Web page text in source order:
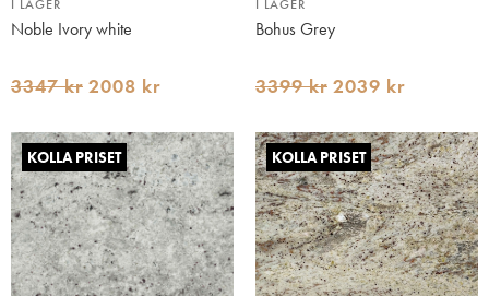
I LAGER
Noble Ivory white
3347 kr 2008 kr
I LAGER
Bohus Grey
3399 kr 2039 kr
KOLLA PRISET KOLLA PRISET